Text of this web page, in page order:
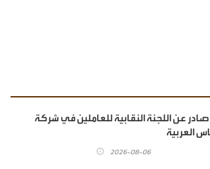
صادر عن اللجنة النقابية للعاملين في شركة
العربية
2026-08-06